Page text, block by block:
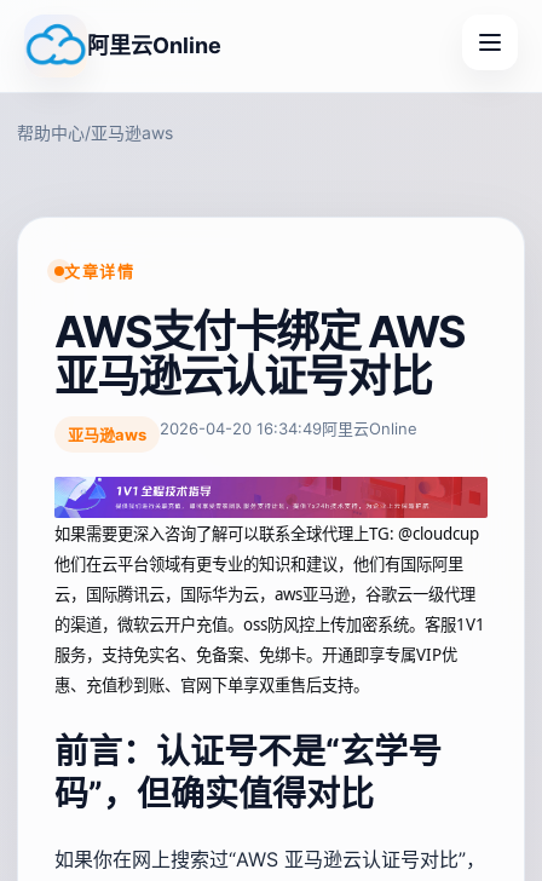
阿里云Online
帮助中心/亚马逊aws
文章详情
AWS支付卡绑定 AWS
亚马逊云认证号对比
亚马逊aws 2026-04-20 16:34:49阿里云Online
如果需要更深入咨询了解可以联系全球代理上TG: @cloudcup
他们在云平台领域有更专业的知识和建议，他们有国际阿里
云，国际腾讯云，国际华为云，aws亚马逊，谷歌云一级代理
的渠道，微软云开户充值。oss防风控上传加密系统。客服1V1
服务，支持免实名、免备案、免绑卡。开通即享专属VIP优
惠、充值秒到账、官网下单享双重售后支持。
前言：认证号不是“玄学号
码”，但确实值得对比
如果你在网上搜索过“AWS 亚马逊云认证号对比”，